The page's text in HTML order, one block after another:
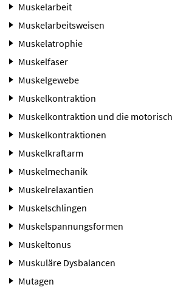
Muskelarbeit
Muskelarbeitsweisen
Muskelatrophie
Muskelfaser
Muskelgewebe
Muskelkontraktion
Muskelkontraktion und die
Muskelkontraktionen
Muskelkraftarm
Muskelmechanik
Muskelrelaxantien
Muskelschlingen
Muskelspannungsformen
Muskeltonus
Muskuläre Dysbalancen
Mutagen